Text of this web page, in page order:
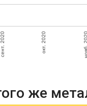
сент. 2020 окт. 2020 нояб. 2020
же